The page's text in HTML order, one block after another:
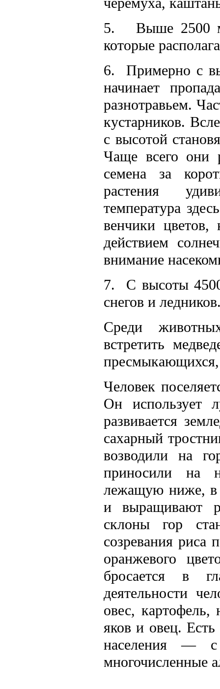
5. Выше 2500 м
которые
6. Примерно с
начинает
разнотравьем.
кустарников.
с высотой
Чаще всего они
семена за
растения
температура
венчики
действием
внимание
7. С высоты
снегов и
Среди
встретить
пресмыкающихся,
Человек
Он использует
развивается
сахарный
возводили на
приносили на
лежащую ниже, в
и выращивают
склоны гор
созревания риса
оранжевого
бросается в
деятельности
овес, картофель,
яков и овец.
населения —
многочисленные